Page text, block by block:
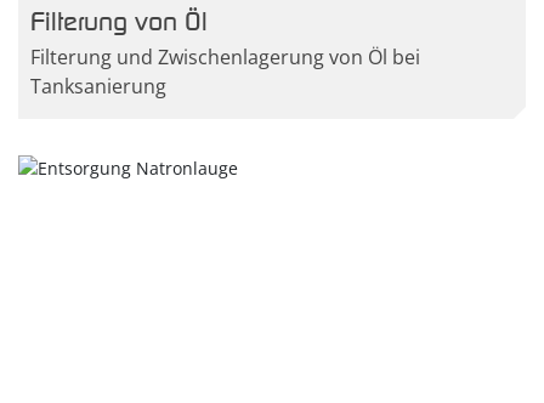
Filterung von Öl
Filterung und Zwischenlagerung von Öl bei
Tanksanierung